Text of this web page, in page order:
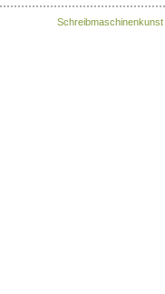
Schreibmaschinenkunst